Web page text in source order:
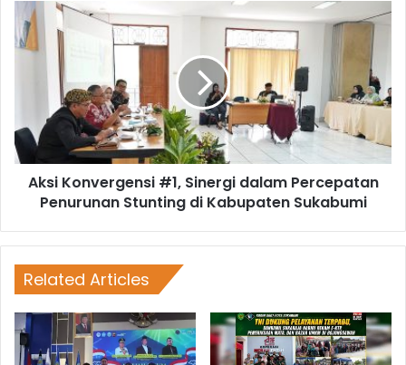
Aksi Konvergensi #1, Sinergi dalam Percepatan
Penurunan Stunting di Kabupaten Sukabumi
Related Articles